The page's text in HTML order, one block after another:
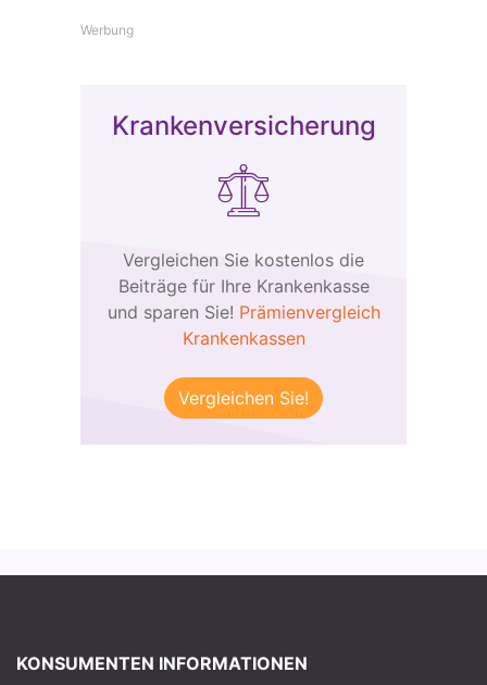
Werbung
Krankenversicherung
Vergleichen Sie kostenlos die
Beiträge für Ihre Krankenkasse
und sparen Sie! Prämienvergleich
Krankenkassen
Vergleichen Sie!
KONSUMENTEN INFORMATIONEN